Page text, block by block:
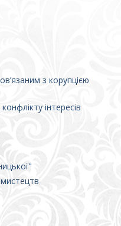
з корупцією
інтересів